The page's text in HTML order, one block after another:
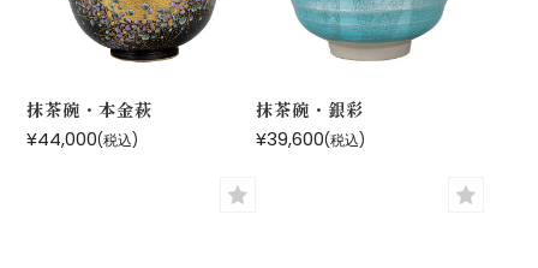
抹茶碗・本金萩
¥44,000(税込)
抹茶碗・銀彩
¥39,600(税込)